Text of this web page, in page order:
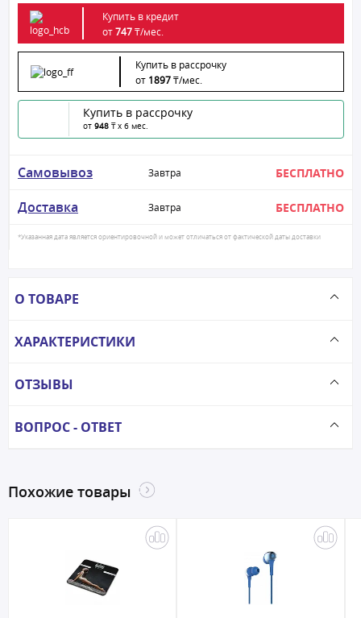
Купить в кредит
от747₸/мес.
Купить в рассрочку
от 1897₸/мес.
Купить в рассрочку
от 948 ₸ x 6 мес.
Самовывоз Завтра БЕСПЛАТНО
Доставка Завтра БЕСПЛАТНО
*Указанная дата является ориентировочной и может отличаться от фактической даты доставки
О ТОВАРЕ
ХАРАКТЕРИСТИКИ
ОТЗЫВЫ
ВОПРОС - ОТВЕТ
Похожие товары